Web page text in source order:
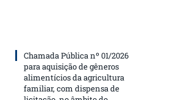
Chamada Pública nº 01/2026
para aquisição de gêneros
alimentícios da agricultura
familiar, com dispensa de